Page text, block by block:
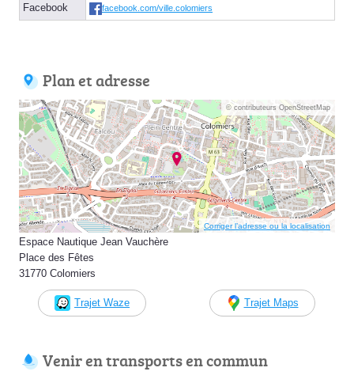
Facebook facebook.com/ville.colomiers
Plan et adresse
© contributeurs OpenStreetMap
Corriger l’adresse ou la localisation
Espace Nautique Jean Vauchère
Place des Fêtes
31770 Colomiers
Trajet Waze Trajet Maps
Venir en transports en commun